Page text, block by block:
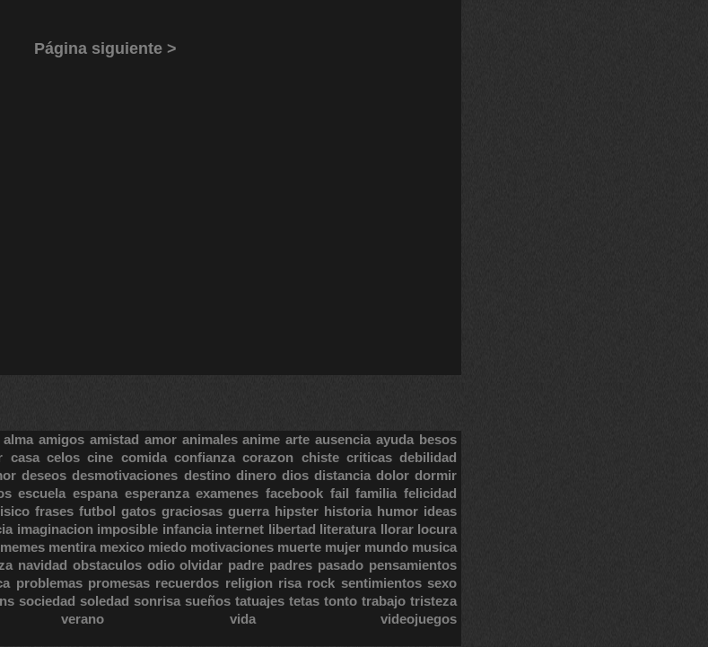
Página siguiente >
alma amigos amistad amor animales anime arte ausencia ayuda besos
casa celos cine comida confianza corazon chiste criticas debilidad
deseos desmotivaciones destino dinero dios distancia dolor dormir
escuela espana esperanza examenes facebook fail familia felicidad
frases futbol gatos graciosas guerra hipster historia humor ideas
imaginacion imposible infancia internet libertad literatura llorar locura
memes mentira mexico miedo motivaciones muerte mujer mundo musica
navidad obstaculos odio olvidar padre padres pasado pensamientos
problemas promesas recuerdos religion risa rock sentimientos sexo
sociedad soledad sonrisa sueños tatuajes tetas tonto trabajo tristeza
verano vida videojuegos